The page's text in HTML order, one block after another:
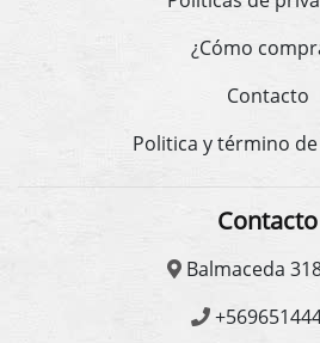
¿Cómo
Contacto
Politica y término
Contacto
Balmaceda